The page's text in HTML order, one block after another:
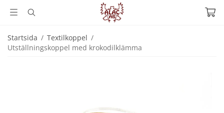
Startsida / Textilkoppel /
Utställningskoppel med krokodilklämma